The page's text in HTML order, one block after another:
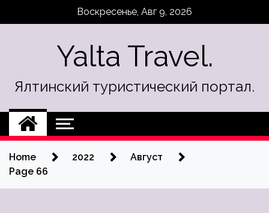
Воскресенье, Авг 9, 2026
Yalta Travel.
Ялтинский туристический портал.
Home 2022
Август
Page 66